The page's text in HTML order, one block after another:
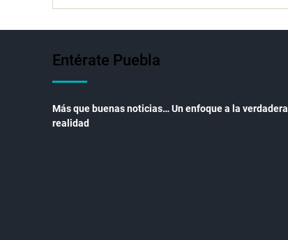
Entérate Puebla
Más que buenas noticias… Un enfoque a la verdadera
realidad